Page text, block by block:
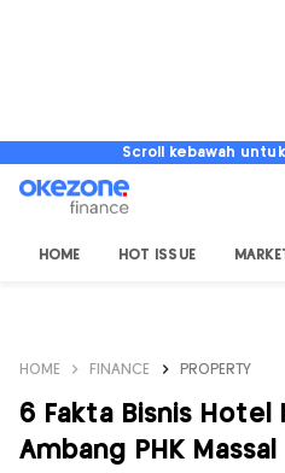
Scroll kebawah
HOME HOT ISSUE
HOME FINANCE PROPERTY
6 Fakta Bisnis Hotel
Ambang PHK Massal